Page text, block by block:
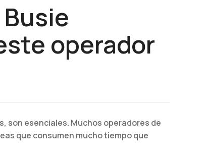
operador
son esenciales. Muchos operadores de
que consumen mucho tiempo que